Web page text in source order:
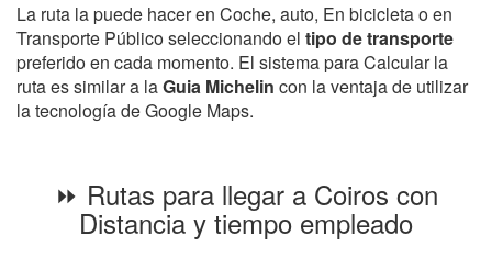
La ruta la puede hacer en Coche, auto, En bicicleta o en
Transporte Público seleccionando el tipo de transporte
preferido en cada momento. El sistema para Calcular la
ruta es similar a laGuia Michelin con la ventaja de utilizar
la tecnología de Google Maps.
⏩ Rutas para llegar a Coiros con
Distancia y tiempo empleado